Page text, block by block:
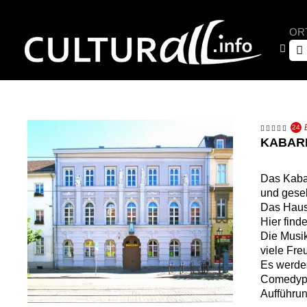
24
Das
und
Das
Hier
Die
viele
Es